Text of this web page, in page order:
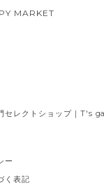
MARKET
セレクトショップ｜T's
ー
く表記